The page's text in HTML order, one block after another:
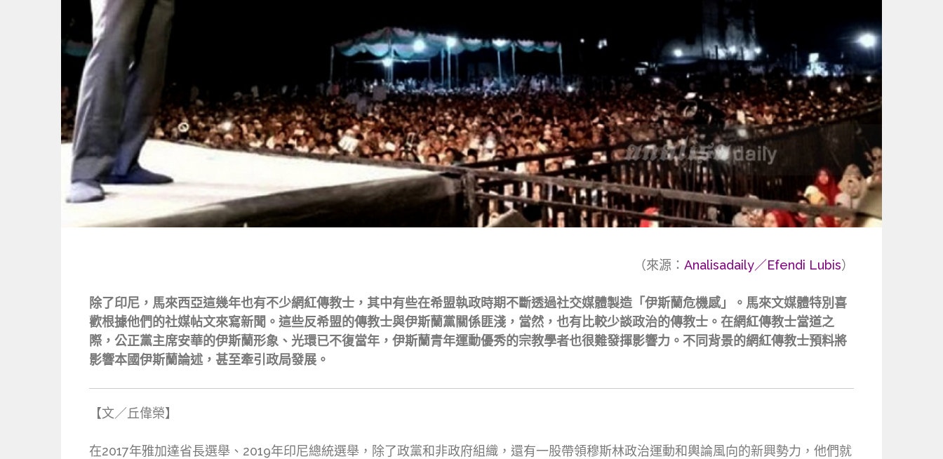
（來源： Analisadaily／Efendi Lubis）
除了印尼，馬來西亞這幾年也有不少網紅傳教士，其中有些在希盟執政時期不斷透過社交媒體製造「伊斯蘭危機感」。馬來文媒體特別喜
歡根據他們的社媒帖文來寫新聞。這些反希盟的傳教士與伊斯蘭黨關係匪淺，當然，也有比較少談政治的傳教士。在網紅傳教士當道之
際，公正黨主席安華的伊斯蘭形象、光環已不復當年，伊斯蘭青年運動優秀的宗教學者也很難發揮影響力。不同背景的網紅傳教士預料將
影響本國伊斯蘭論述，甚至牽引政局發展。
【文／丘偉榮】
在2017年雅加達省長選舉、2019年印尼總統選舉，除了政黨和非政府組織，還有一股帶領穆斯林政治運動和輿論風向的新興勢力，他們就